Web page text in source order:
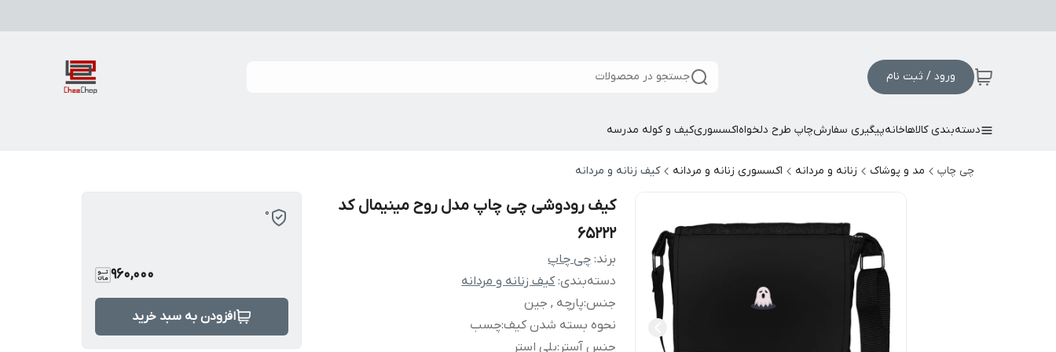
ورود / ثبت نام جستجو در محصولات
دسته‌بندی کالاهاخانهپیگیری سفارشچاپ طرح دلخواهاکسسوریکیف و کوله مدرسه
چی چاپ مد و پوشاک زنانه و مردانه اکسسوری زنانه و مردانه کیف زنانه و مردانه
کیف رودوشی چی چاپ مدل روح مینیمال کد
65222
برند: چی چاپ
دسته‌بندی:کیف زنانه و مردانه
جنس:پارچه , جین
نحوه بسته شدن کیف:چسب
جنس آستر :پلی استر
0
960,000
افزودن به سبد خرید